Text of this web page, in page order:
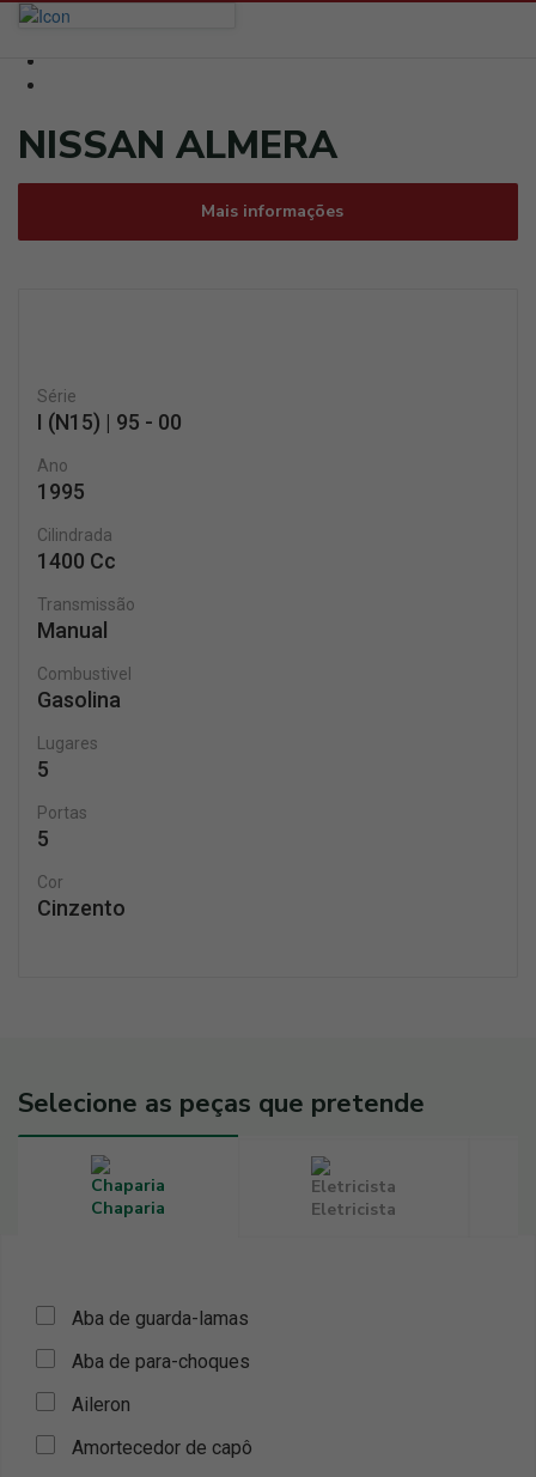
NISSAN ALMERA
Mais informações
Série
I (N15) | 95 - 00
Ano
1995
Cilindrada
1400 Cc
Transmissão
Manual
Combustivel
Gasolina
Lugares
5
Portas
5
Cor
Cinzento
Selecione as peças que pretende
Chaparia Eletricista
Aba de guarda-lamas
Aba de para-choques
Aileron
Amortecedor de capô